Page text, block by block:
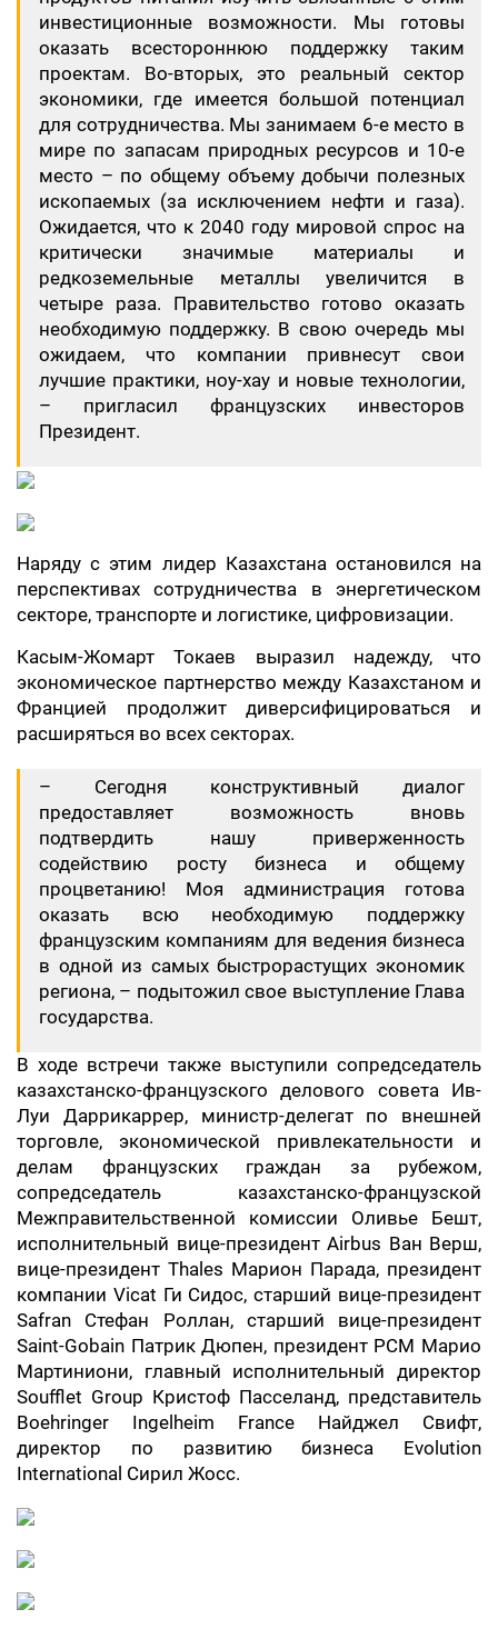
инвестиционные возможности. Мы готовы
оказать всестороннюю поддержку таким
проектам. Во-вторых, это реальный сектор
экономики, где имеется большой потенциал
для сотрудничества. Мы занимаем 6-е место в
мире по запасам природных ресурсов и 10-е
место – по общему объему добычи полезных
ископаемых (за исключением нефти и газа).
Ожидается, что к 2040 году мировой спрос на
критически значимые материалы и
редкоземельные металлы увеличится в
четыре раза. Правительство готово оказать
необходимую поддержку. В свою очередь мы
ожидаем, что компании привнесут свои
лучшие практики, ноу-хау и новые технологии,
– пригласил французских инвесторов
Президент.
Наряду с этим лидер Казахстана остановился на
перспективах сотрудничества в энергетическом
секторе, транспорте и логистике, цифровизации.
Касым-Жомарт Токаев выразил надежду, что
экономическое партнерство между Казахстаном и
Францией продолжит диверсифицироваться и
расширяться во всех секторах.
– Сегодня конструктивный диалог
предоставляет возможность вновь
подтвердить нашу приверженность
содействию росту бизнеса и общему
процветанию! Моя администрация готова
оказать всю необходимую поддержку
французским компаниям для ведения бизнеса
в одной из самых быстрорастущих экономик
региона, – подытожил свое выступление Глава
государства.
В ходе встречи также выступили сопредседатель
казахстанско-французского делового совета Ив-
Луи Даррикаррер, министр-делегат по внешней
торговле, экономической привлекательности и
делам французских граждан за рубежом,
сопредседатель казахстанско-французской
Межправительственной комиссии Оливье Бешт,
исполнительный вице-президент Airbus Ван Верш,
вице-президент Thales Марион Парада, президент
компании Vicat Ги Сидос, старший вице-президент
Safran Стефан Роллан, старший вице-президент
Saint-Gobain Патрик Дюпен, президент PCM Марио
Мартиниони, главный исполнительный директор
Soufflet Group Кристоф Пасселанд, представитель
Boehringer Ingelheim France Найджел Свифт,
директор по развитию бизнеса Evolution
International Сирил Жосс.